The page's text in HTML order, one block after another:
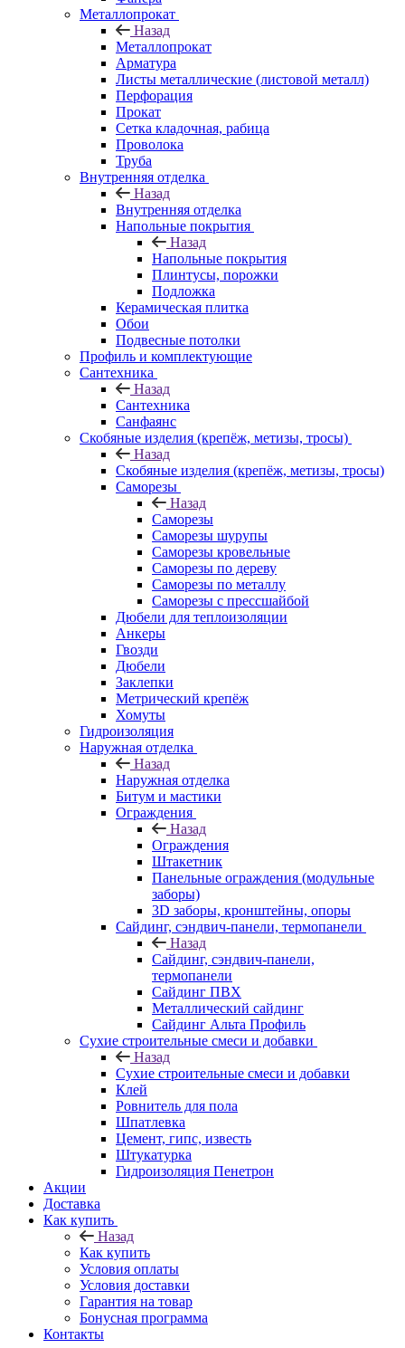
Металлопрокат
Назад
Металлопрокат
Арматура
Листы металлические (листовой металл)
Перфорация
Прокат
Сетка кладочная, рабица
Проволока
Труба
Внутренняя отделка
Назад
Внутренняя отделка
Напольные покрытия
Назад
Напольные покрытия
Плинтусы, порожки
Подложка
Керамическая плитка
Обои
Подвесные потолки
Профиль и комплектующие
Сантехника
Назад
Сантехника
Санфаянс
Скобяные изделия (крепёж, метизы, тросы)
Назад
Скобяные изделия (крепёж, метизы, тросы)
Саморезы
Назад
Саморезы
Саморезы шурупы
Саморезы кровельные
Саморезы по дереву
Саморезы по металлу
Саморезы с прессшайбой
Дюбели для теплоизоляции
Анкеры
Гвозди
Дюбели
Заклепки
Метрический крепёж
Хомуты
Гидроизоляция
Наружная отделка
Назад
Наружная отделка
Битум и мастики
Ограждения
Назад
Ограждения
Штакетник
Панельные ограждения (модульные
заборы)
3D заборы, кронштейны, опоры
Cайдинг, сэндвич-панели, термопанели
Назад
Cайдинг, сэндвич-панели,
термопанели
Сайдинг ПВХ
Металлический сайдинг
Сайдинг Альта Профиль
Сухие строительные смеси и добавки
Назад
Сухие строительные смеси и добавки
Клей
Ровнитель для пола
Шпатлевка
Цемент, гипс, известь
Штукатурка
Гидроизоляция Пенетрон
Акции
Доставка
Как купить
Назад
Как купить
Условия оплаты
Условия доставки
Гарантия на товар
Бонусная программа
Контакты